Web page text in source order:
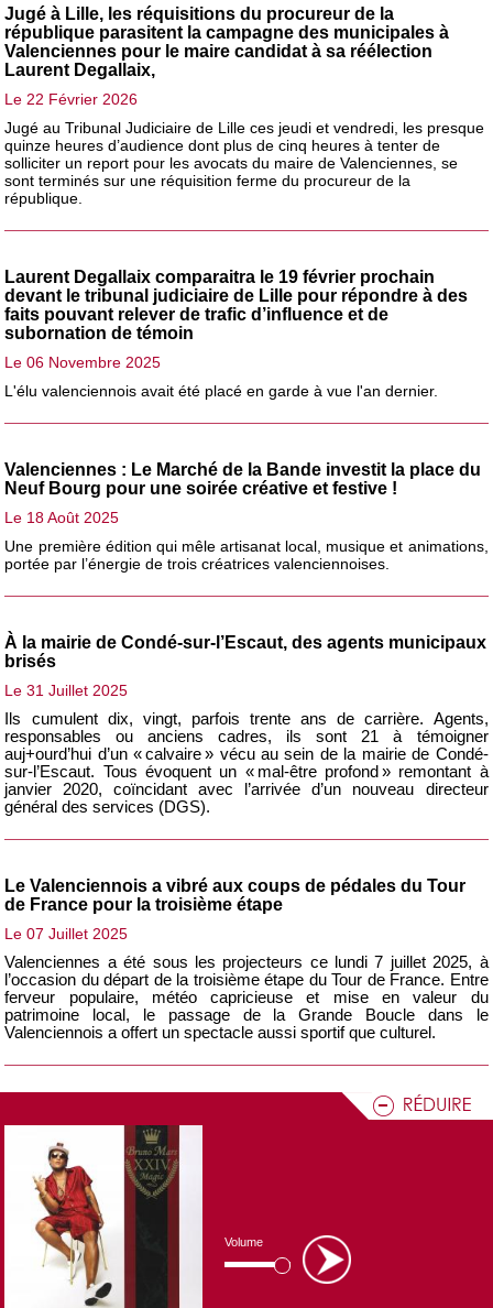
Volume
Jugé à Lille, les réquisitions du procureur de la
république parasitent la campagne des municipales à
Valenciennes pour le maire candidat à sa réélection
Laurent Degallaix,
Le 22 Février 2026
Jugé au Tribunal Judiciaire de Lille ces jeudi et vendredi, les presque
quinze heures d’audience dont plus de cinq heures à tenter de
solliciter un report pour les avocats du maire de Valenciennes, se
sont terminés sur une réquisition ferme du procureur de la
république.
Laurent Degallaix comparaitra le 19 février prochain
devant le tribunal judiciaire de Lille pour répondre à des
faits pouvant relever de trafic d’influence et de
subornation de témoin
Le 06 Novembre 2025
L'élu valenciennois avait été placé en garde à vue l'an dernier.
Valenciennes : Le Marché de la Bande investit la place du
Neuf Bourg pour une soirée créative et festive !
Le 18 Août 2025
Une première édition qui mêle artisanat local, musique et animations,
portée par l’énergie de trois créatrices valenciennoises.
À la mairie de Condé-sur-l’Escaut, des agents municipaux
brisés
Le 31 Juillet 2025
Ils cumulent dix, vingt, parfois trente ans de carrière. Agents,
responsables ou anciens cadres, ils sont 21 à témoigner
auj+ourd’hui d’un « calvaire » vécu au sein de la mairie de Condé-
sur-l’Escaut. Tous évoquent un « mal-être profond » remontant à
janvier 2020, coïncidant avec l’arrivée d’un nouveau directeur
général des services (DGS).
Le Valenciennois a vibré aux coups de pédales du Tour
de France pour la troisième étape
Le 07 Juillet 2025
Valenciennes a été sous les projecteurs ce lundi 7 juillet 2025, à
l’occasion du départ de la troisième étape du Tour de France. Entre
ferveur populaire, météo capricieuse et mise en valeur du
patrimoine local, le passage de la Grande Boucle dans le
Valenciennois a offert un spectacle aussi sportif que culturel.
Intoxications alimentaires à Saint-Quentin : les clubs du
Valenciennois appelés à la vigilance
Le 24 Juin 2025
Plusieurs clubs du Valenciennois ayant participé au tournoi du
« Festival des Petits As » à Saint‑Quentin sont appelés à la plus
grande vigilance par l’ARS. Une alerte a été lancée après des cas
d’intoxication alimentaire liés à de la viande contaminée, ayant
provoqué des hospitalisations et un décès chez des enfants.